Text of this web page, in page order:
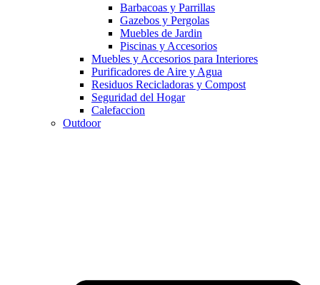
Barbacoas y Parrillas
Gazebos y Pergolas
Muebles de Jardin
Piscinas y Accesorios
Muebles y Accesorios para Interiores
Purificadores de Aire y Agua
Residuos Recicladoras y Compost
Seguridad del Hogar
Calefaccion
Outdoor